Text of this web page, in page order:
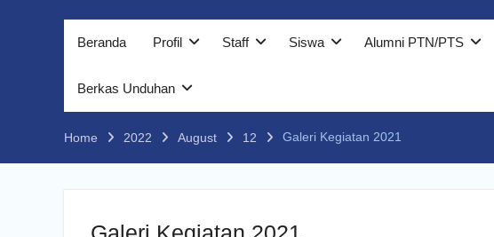
Beranda Profil Staff Siswa Alumni PTN/PTS
Berkas Unduhan
Home 2022 August 12 Galeri Kegiatan 2021